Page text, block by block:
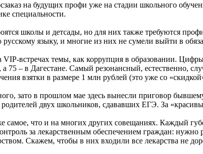
на будущих профи уже на стадии школьного
специальности.
школы и детсады, но для них также требуются
языку, и многие из них не сумели выйти в
встречах темы, как коррупция в образовании.
75 – в Дагестане. Самый резонансный, естественно,
взятки в размере 1 млн рублей (это уже со
зато в прошлом мае здесь вынесли приговор
двух школьников, сдававших ЕГЭ. За
что и на многих других совещаниях. Каждый
за лекарственным обеспечением граждан:
Скажем, чтобы в них входили все лекарства не